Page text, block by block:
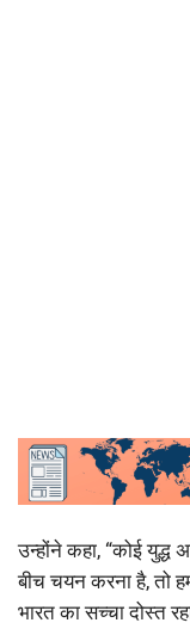
उन्होंने कहा, “कोई
बीच चयन करना है, तो
भारत का सच्चा दोस्त